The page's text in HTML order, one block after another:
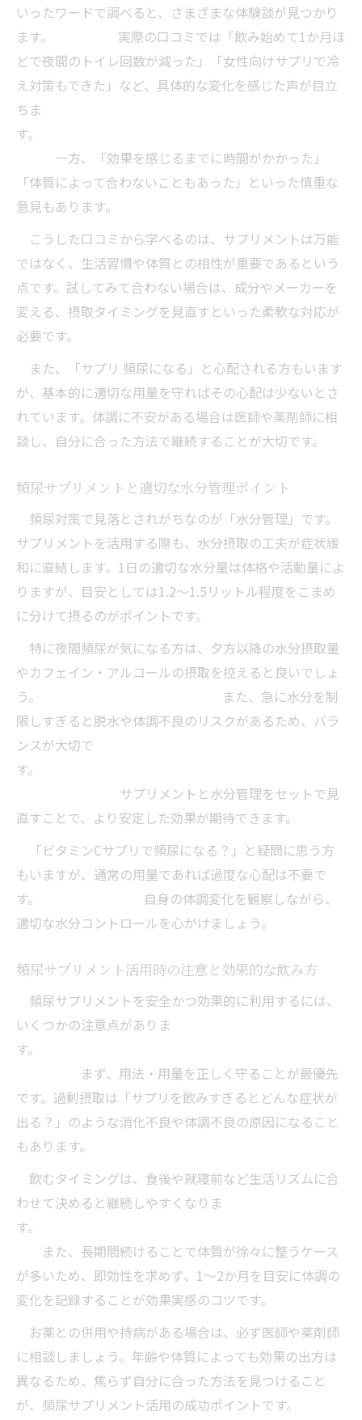
頻尿サプリメントとトイレ間隔トレーニン
頻尿サプリメントで失敗しないための注意
点
サプリメントとセルフケアを組み合わせる
方法
イント
いったワードで調べると、さまざまな体験談が見つかり
ます。 実際の口コミでは「飲み始めて1か月ほ
どで夜間のトイレ回数が減った」「女性向けサプリで冷
え対策もできた」など、具体的な変化を感じた声が目立
ちま
す。
一方、「効果を感じるまでに時間がかかった」
「体質によって合わないこともあった」といった慎重な
意見もあります。
こうした口コミから学べるのは、サプリメントは万能
ではなく、生活習慣や体質との相性が重要であるという
点です。試してみて合わない場合は、成分やメーカーを
変える、摂取タイミングを見直すといった柔軟な対応が
必要です。
また、「サプリ 頻尿になる」と心配される方もいます
が、基本的に適切な用量を守ればその心配は少ないとさ
れています。体調に不安がある場合は医師や薬剤師に相
談し、自分に合った方法で継続することが大切です。
頻尿サプリメントと適切な水分管理ポイント
頻尿対策で見落とされがちなのが「水分管理」です。
サプリメントを活用する際も、水分摂取の工夫が症状緩
和に直結します。1日の適切な水分量は体格や活動量によ
りますが、目安としては1.2～1.5リットル程度をこまめ
に分けて摂るのがポイントです。
特に夜間頻尿が気になる方は、夕方以降の水分摂取量
やカフェイン・アルコールの摂取を控えると良いでしょ
う。 また、急に水分を制
限しすぎると脱水や体調不良のリスクがあるため、バラ
ンスが大切で
す。
サプリメントと水分管理をセットで見
直すことで、より安定した効果が期待できます。
「ビタミンCサプリで頻尿になる？」と疑問に思う方
もいますが、通常の用量であれば過度な心配は不要で
す。 自身の体調変化を観察しながら、
適切な水分コントロールを心がけましょう。
頻尿サプリメント活用時の注意と効果的な飲み方
頻尿サプリメントを安全かつ効果的に利用するには、
いくつかの注意点がありま
す。
まず、用法・用量を正しく守ることが最優先
です。過剰摂取は「サプリを飲みすぎるとどんな症状が
出る？」のような消化不良や体調不良の原因になること
もあります。
飲むタイミングは、食後や就寝前など生活リズムに合
わせて決めると継続しやすくなりま
す。
また、長期間続けることで体質が徐々に整うケース
が多いため、即効性を求めず、1～2か月を目安に体調の
変化を記録することが効果実感のコツです。
お薬との併用や持病がある場合は、必ず医師や薬剤師
に相談しましょう。年齢や体質によっても効果の出方は
異なるため、焦らず自分に合った方法を見つけること
が、頻尿サプリメント活用の成功ポイントです。